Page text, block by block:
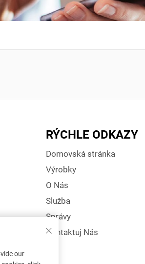
RÝCHLE ODKAZY
Domovská stránka
Výrobky
O Nás
Služba
Správy
Kontaktuj Nás
our